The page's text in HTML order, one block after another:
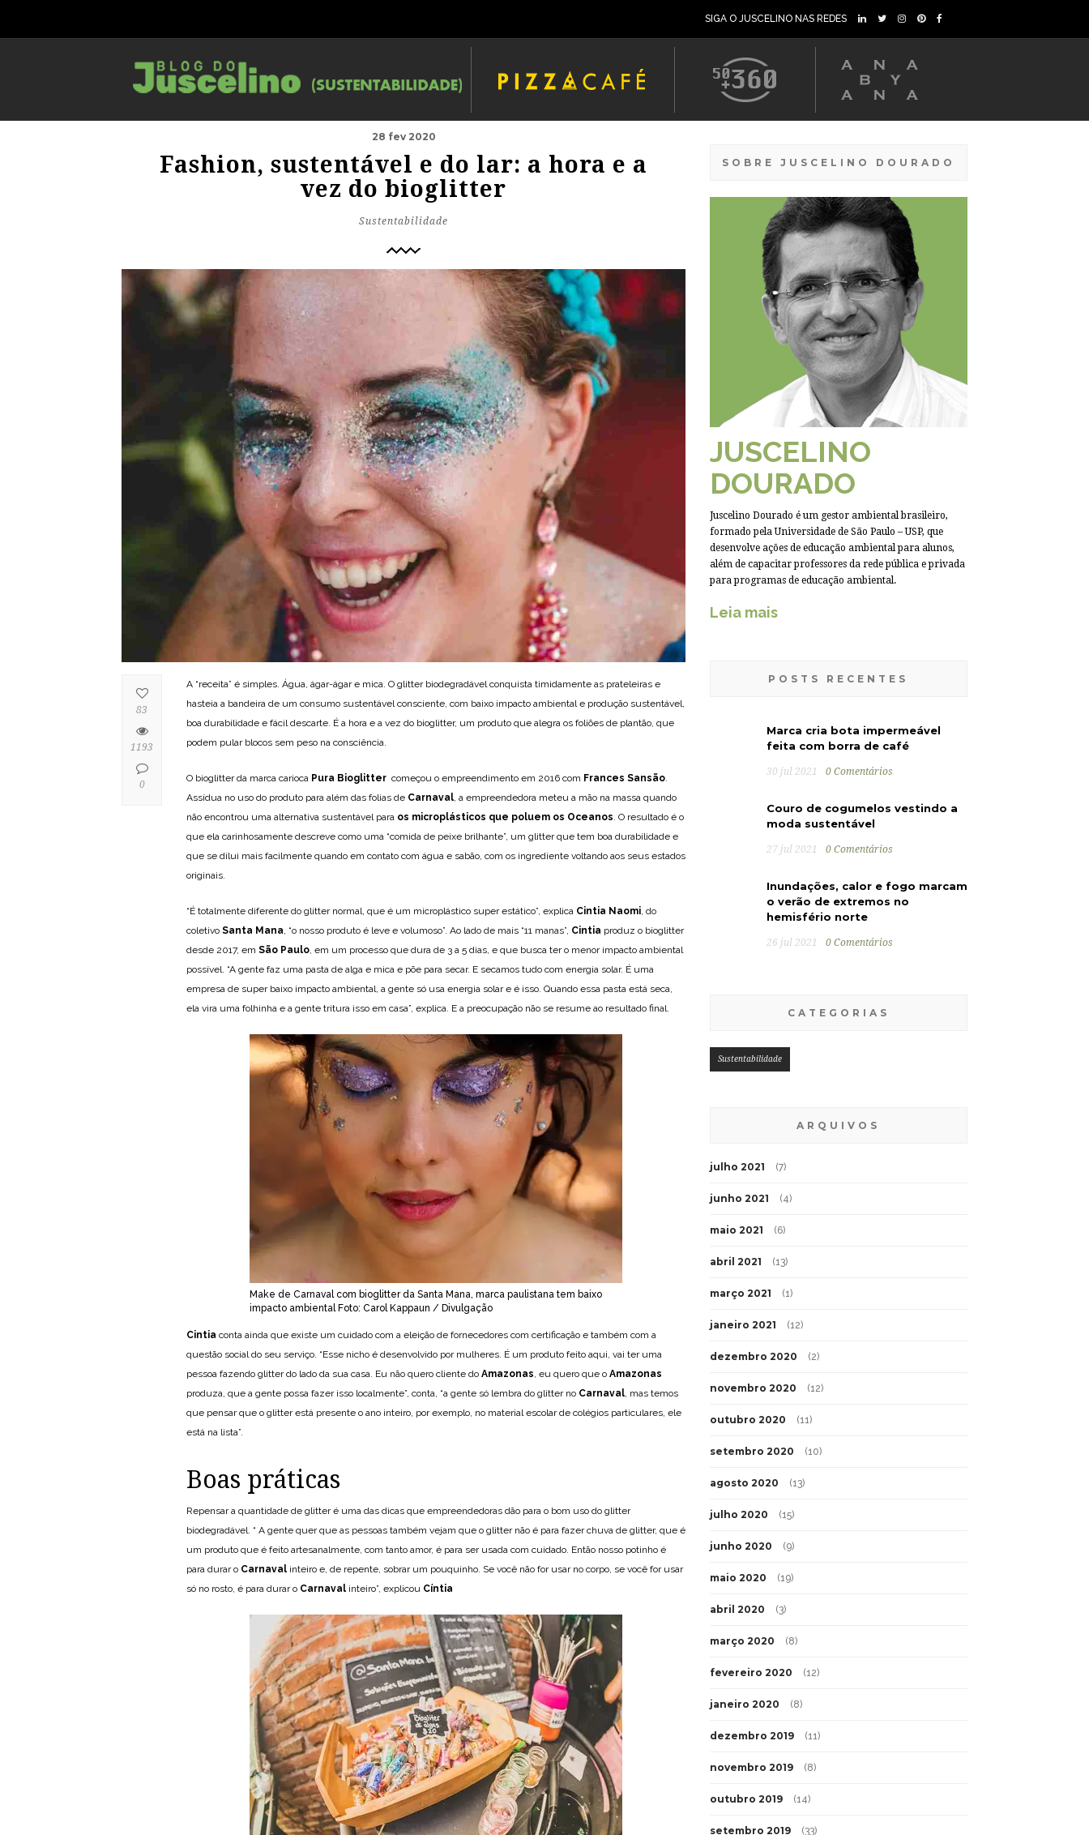
SIGA O JUSCELINO NAS REDES
28 fev 2020
Fashion, sustentável e do lar: a hora e a
vez do bioglitter
Sustentabilidade
A “receita” é simples. Água, ágar-ágar e mica. O glitter biodegradável conquista timidamente as prateleiras e
hasteia a bandeira de um consumo sustentável consciente, com baixo impacto ambiental e produção sustentável,
boa durabilidade e fácil descarte. É a hora e a vez do bioglitter, um produto que alegra os foliões de plantão, que
podem pular blocos sem peso na consciência.
O bioglitter da marca carioca Pura Bioglitter começou o empreendimento em 2016 com Frances Sansão.
Assídua no uso do produto para além das folias de Carnaval, a empreendedora meteu a mão na massa quando
não encontrou uma alternativa sustentável para os microplásticos que poluem os Oceanos. O resultado é o
que ela carinhosamente descreve como uma “comida de peixe brilhante”, um glitter que tem boa durabilidade e
que se dilui mais facilmente quando em contato com água e sabão, com os ingrediente voltando aos seus estados
originais.
“É totalmente diferente do glitter normal, que é um microplástico super estático”, explica Cintia Naomi, do
coletivo Santa Mana, “o nosso produto é leve e volumoso”. Ao lado de mais “11 manas”, Cintia produz o bioglitter
desde 2017, em São Paulo, em um processo que dura de 3 a 5 dias, e que busca ter o menor impacto ambiental
possível. “A gente faz uma pasta de alga e mica e põe para secar. E secamos tudo com energia solar. É uma
empresa de super baixo impacto ambiental, a gente só usa energia solar e é isso. Quando essa pasta está seca,
ela vira uma folhinha e a gente tritura isso em casa”, explica. E a preocupação não se resume ao resultado final.
Make de Carnaval com bioglitter da Santa Mana, marca paulistana tem baixo
impacto ambiental Foto: Carol Kappaun / Divulgação
Cintia conta ainda que existe um cuidado com a eleição de fornecedores com certificação e também com a
questão social do seu serviço. “Esse nicho é desenvolvido por mulheres. É um produto feito aqui, vai ter uma
pessoa fazendo glitter do lado da sua casa. Eu não quero cliente do Amazonas, eu quero que o Amazonas
produza, que a gente possa fazer isso localmente”, conta, “a gente só lembra do glitter no Carnaval, mas temos
que pensar que o glitter está presente o ano inteiro, por exemplo, no material escolar de colégios particulares, ele
está na lista”.
Boas práticas
Repensar a quantidade de glitter é uma das dicas que empreendedoras dão para o bom uso do glitter
biodegradável. “ A gente quer que as pessoas também vejam que o glitter não é para fazer chuva de glitter, que é
um produto que é feito artesanalmente, com tanto amor, é para ser usada com cuidado. Então nosso potinho é
para durar o Carnaval inteiro e, de repente, sobrar um pouquinho. Se você não for usar no corpo, se você for usar
só no rosto, é para durar o Carnaval inteiro”, explicou Cíntia
83
1193
0
SOBRE JUSCELINO DOURADO
JUSCELINO
DOURADO
Juscelino Dourado é um gestor ambiental brasileiro,
formado pela Universidade de São Paulo – USP, que
desenvolve ações de educação ambiental para alunos,
além de capacitar professores da rede pública e privada
para programas de educação ambiental.
Leia mais
POSTS RECENTES
Marca cria bota impermeável
feita com borra de café
30 jul 2021 0 Comentários
Couro de cogumelos vestindo a
moda sustentável
27 jul 2021 0 Comentários
Inundações, calor e fogo marcam
o verão de extremos no
hemisfério norte
26 jul 2021 0 Comentários
CATEGORIAS
Sustentabilidade
ARQUIVOS
julho 2021 (7)
junho 2021 (4)
maio 2021 (6)
abril 2021 (13)
março 2021 (1)
janeiro 2021 (12)
dezembro 2020 (2)
novembro 2020 (12)
outubro 2020 (11)
setembro 2020 (10)
agosto 2020 (13)
julho 2020 (15)
junho 2020 (9)
maio 2020 (19)
abril 2020 (3)
março 2020 (8)
fevereiro 2020 (12)
janeiro 2020 (8)
dezembro 2019 (11)
novembro 2019 (8)
outubro 2019 (14)
setembro 2019 (33)